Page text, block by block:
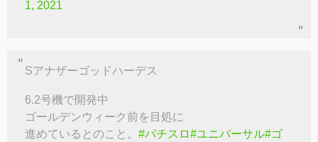
1, 2021
Sアナザーゴッドハーデス
6.2号機で開発中
ゴールデンウィーク前を目処に
進めているとのこと。 #パチスロ#ユニバーサル#ゴ